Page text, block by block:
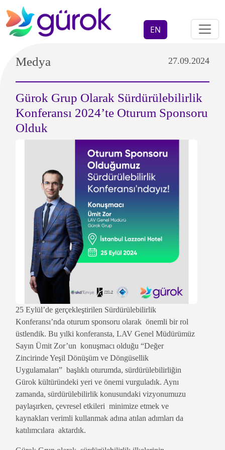
EN
Medya 27.09.2024
Gürok Grup Olarak Sürdürülebilirlik
Konferansı 2024’te Oturum Sponsoru
Olduk
25 Eylül’de gerçekleştirilen Sürdürülebilirlik
Konferansı’nda oturum sponsoru olarak önemli bir rol
üstlendik. Bu yılki konferansta, LAV Genel Müdürümüz
Sayın Ümit Zor’un konuşmacı olduğu “Değer
Zincirinde Yeşil Dönüşüm ve Döngüsellik
Uygulamaları” başlıklı oturumda, sürdürülebilirliğin
Gürok kültüründeki yeri ve önemi vurguladık. Aynı
zamanda, sürdürülebilirlik konusundaki vizyonumuzu
paylaşırken, çevresel etkileri minimize etmek ve
kaynakları verimli kullanmak adına atılan adımları da
katılımcılara aktardık.